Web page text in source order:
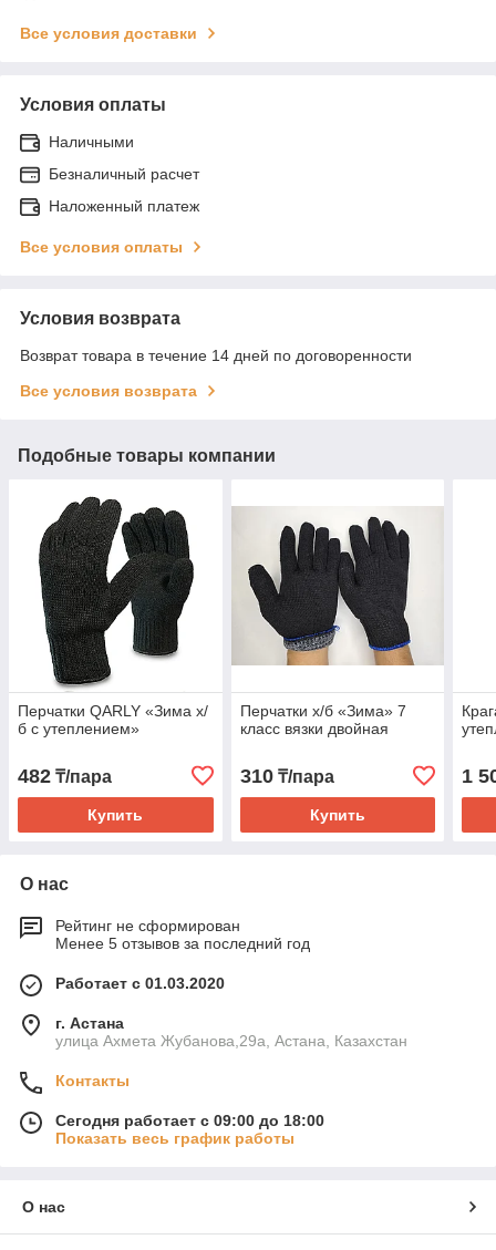
Все условия доставки
Условия оплаты
Наличными
Безналичный расчет
Наложенный платеж
Все условия оплаты
Условия возврата
Возврат товара в течение 14 дней по договоренности
Все условия возврата
Подобные товары компании
Перчатки QARLY «Зима х/
б с утеплением»
482 ₸/пара
Купить
Перчатки х/б «Зима» 7
класс вязки двойная
310₸/пара
Купить
1
О нас
Рейтинг не сформирован
Менее 5 отзывов за последний год
Работает с 01.03.2020
г. Астана
улица Ахмета Жубанова,29а, Астана, Казахстан
Контакты
Сегодня работает с 09:00 до 18:00
Показать весь график работы
О нас